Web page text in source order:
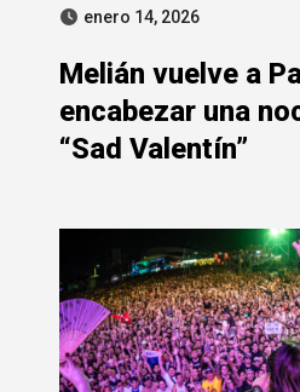
enero 14, 2026
Melián vuelve a
encabezar una
“Sad Valentín”